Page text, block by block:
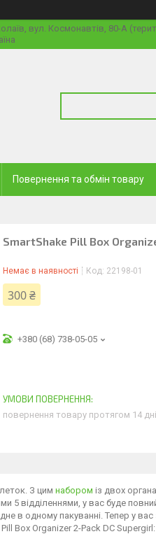
вул. Космонавтів, 80-А
Повернення та обмін товару
SmartShake Pill Box
Немає в наявності Код: 22198-01
300 ₴
+380 (68) 738-05-05
повернення товару протягом 14
З цим набором із двох
5 відділеннями, у вас буде
в одному пакуванні. Тепер у
Box Organizer 2-Pack DC